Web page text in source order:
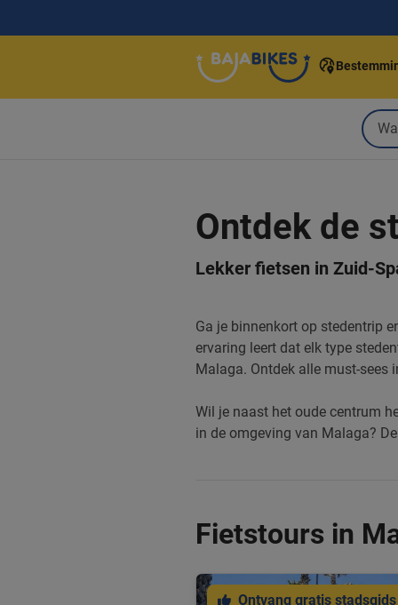
Ontdek de
Lekker fietsen in Zuid-
Ga je binnenkort op stedentrip
ervaring leert dat elk type
Malaga. Ontdek alle must-sees
Wil je naast het oude centrum
in de omgeving van Malaga? De
Fietstours in
Ontvang gratis stadsgids